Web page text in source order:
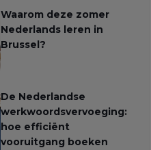
Waarom deze zomer
Nederlands leren in
Brussel?
De Nederlandse
werkwoordsvervoeging:
hoe efficiënt
vooruitgang boeken